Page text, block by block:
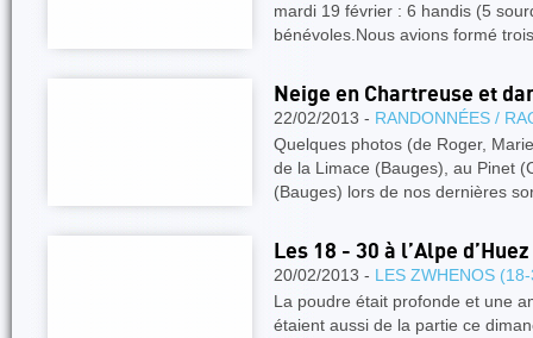
mardi 19 février : 6 handis (5
bénévoles.Nous avions formé
Neige en Chartreuse et
22/02/2013 - RANDONNÉES /
Quelques photos (de Roger,
de la Limace (Bauges), au Pinet
(Bauges) lors de nos dernières
Les 18 - 30 à l’Alpe
20/02/2013 - LES ZWHENOS
La poudre était profonde et une
étaient aussi de la partie ce